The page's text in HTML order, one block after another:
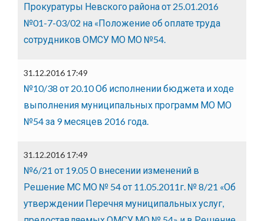
Прокуратуры Невского района от 25.01.2016
№01-7-03/02 на «Положение об оплате труда
сотрудников ОМСУ МО МО №54.
31.12.2016 17:49
№10/38 от 20.10 Об исполнении бюджета и ходе
выполнения муниципальных программ МО МО
№54 за 9 месяцев 2016 года.
31.12.2016 17:49
№6/21 от 19.05 О внесении изменений в
Решение МС МО № 54 от 11.05.2011г. № 8/21 «Об
утверждении Перечня муниципальных услуг,